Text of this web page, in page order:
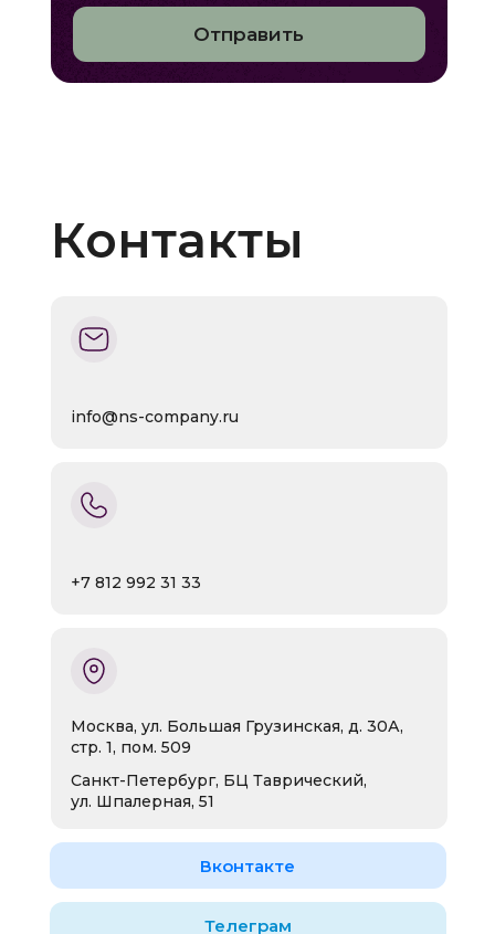
Отправить
Контакты
+7 812 992 31 33
info@ns-company.ru
Москва, ул. Большая Грузинская, д. 30А,
стр. 1, пом. 509
Санкт-Петербург, БЦ Таврический,
ул. Шпалерная, 51
Телеграм
Вконтакте